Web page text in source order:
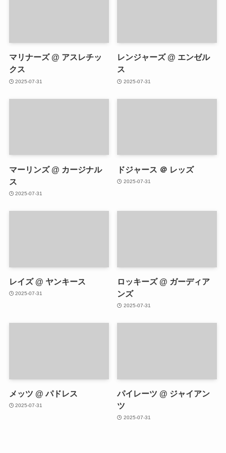
マリナーズ @ アスレチッ
クス
2025-07-31
レンジャーズ @ エンゼル
ス
2025-07-31
マーリンズ @ カージナル
ス
2025-07-31
ドジャース ＠ レッズ
2025-07-31
レイズ @ ヤンキース
2025-07-31
ロッキーズ @ ガーディア
ンズ
2025-07-31
メッツ @ パドレス
2025-07-31
パイレーツ @ ジャイアン
ツ
2025-07-31